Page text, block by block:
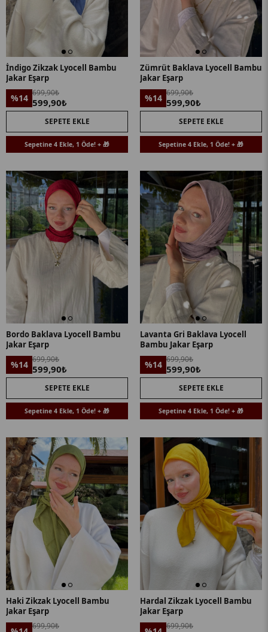
İndigo Zikzak Lyocell Bambu
Jakar Eşarp
%14 699,90₺
599,90₺
SEPETE EKLE
Sepetine 4 Ekle, 1 Öde! + 🎁
Zümrüt Baklava Lyocell Bambu
Jakar Eşarp
%14 699,90₺
599,90₺
SEPETE EKLE
Sepetine 4 Ekle, 1 Öde! + 🎁
Bordo Baklava Lyocell Bambu
Jakar Eşarp
%14 699,90₺
599,90₺
SEPETE EKLE
Sepetine 4 Ekle, 1 Öde! + 🎁
Lavanta Gri Baklava Lyocell
Bambu Jakar Eşarp
%14 699,90₺
599,90₺
SEPETE EKLE
Sepetine 4 Ekle, 1 Öde! + 🎁
Haki Zikzak Lyocell Bambu
Jakar Eşarp
699,90₺
Hardal Zikzak Lyocell Bambu
Jakar Eşarp
699,90₺